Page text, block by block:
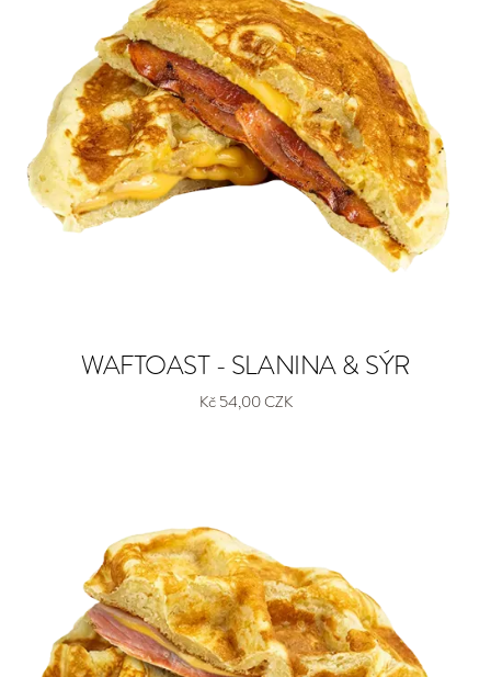
WAFTOAST - SLANINA & SÝR
Kč 54,00 CZK